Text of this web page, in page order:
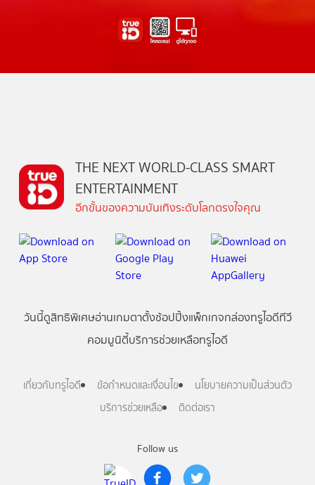
Follow us
THE NEXT WORLD-CLASS SMART
ENTERTAINMENT
อีกขั้นของความบันเทิงระดับโลกตรงใจคุณ
วันนี้ดูสิทธิพิเศษอ่านเกมตาตั้งช้อปปิ้งแพ็กเกจกล่องทรูไอดีทีวี
คอมมูนิตี้บริการช่วยเหลือทรูไอดี
เกี่ยวกับทรูไอดี ข้อกำหนดและเงื่อนไข
นโยบายความเป็นส่วนตัว
บริการช่วยเหลือ
ติดต่อเรา